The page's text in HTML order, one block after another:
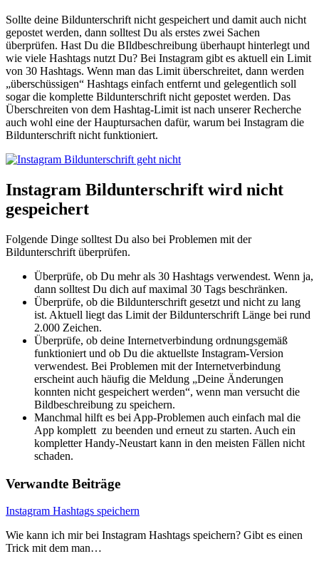
Sollte deine Bildunterschrift nicht gespeichert und damit auch nicht
gepostet werden, dann solltest Du als erstes zwei Sachen
überprüfen. Hast Du die BIldbeschreibung überhaupt hinterlegt und
wie viele Hashtags nutzt Du? Bei Instagram gibt es aktuell ein Limit
von 30 Hashtags. Wenn man das Limit überschreitet, dann werden
„überschüssigen“ Hashtags einfach entfernt und gelegentlich soll
sogar die komplette Bildunterschrift nicht gepostet werden. Das
Überschreiten von dem Hashtag-Limit ist nach unserer Recherche
auch wohl eine der Hauptursachen dafür, warum bei Instagram die
Bildunterschrift nicht funktioniert.
Instagram Bildunterschrift wird nicht
gespeichert
Folgende Dinge solltest Du also bei Problemen mit der
Bildunterschrift überprüfen.
Überprüfe, ob Du mehr als 30 Hashtags verwendest. Wenn ja,
dann solltest Du dich auf maximal 30 Tags beschränken.
Überprüfe, ob die Bildunterschrift gesetzt und nicht zu lang
ist. Aktuell liegt das Limit der Bildunterschrift Länge bei rund
2.000 Zeichen.
Überprüfe, ob deine Internetverbindung ordnungsgemäß
funktioniert und ob Du die aktuellste Instagram-Version
verwendest. Bei Problemen mit der Internetverbindung
erscheint auch häufig die Meldung „Deine Änderungen
konnten nicht gespeichert werden“, wenn man versucht die
Bildbeschreibung zu speichern.
Manchmal hilft es bei App-Problemen auch einfach mal die
App komplett zu beenden und erneut zu starten. Auch ein
kompletter Handy-Neustart kann in den meisten Fällen nicht
schaden.
Verwandte Beiträge
Instagram Hashtags speichern
Wie kann ich mir bei Instagram Hashtags speichern? Gibt es einen
Trick mit dem man…